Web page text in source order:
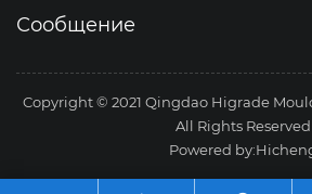
Сообщение
Copyright © 2021 Qingdao Higrade
All Rights Reserved
Powered